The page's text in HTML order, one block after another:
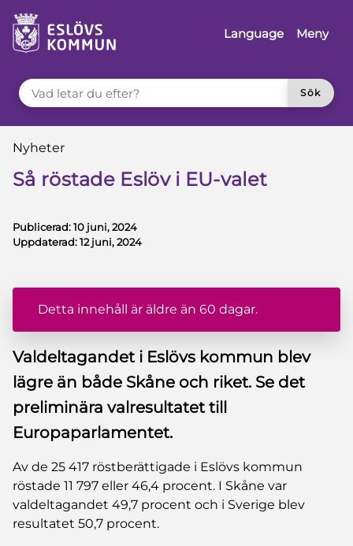
till innehåll
Language
Meny
VAD LETAR DU EFTER?
Sök
Du är här:
Nyheter
Så röstade Eslöv i EU-valet
Publicerad:10 juni, 2024
Uppdaterad:12 juni, 2024
Detta innehåll är äldre än 60 dagar.
Valdeltagandet i Eslövs kommun blev
lägre än både Skåne och riket. Se det
preliminära valresultatet till
Europaparlamentet.
Av de 25 417 röstberättigade i Eslövs kommun
röstade 11 797 eller 46,4 procent. I Skåne var
valdeltagandet 49,7 procent och i Sverige blev
resultatet 50,7 procent.